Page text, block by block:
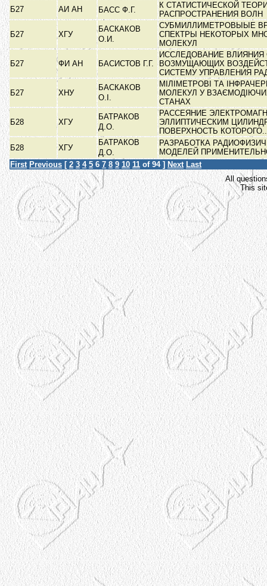
Б27
АИ АН БАСС Ф.Г.
К СТАТИСТИЧЕСКОЙ
РАСПРОСТРАНЕНИЯ ВОЛН
Б27 ХГУ
БАСКАКОВ
О.И.
СУБМИЛЛИМЕТРОВЫЫЕ
СПЕКТРЫ НЕКОТОРЫХ
МОЛЕКУЛ
Б27 ФИ АН БАСИСТОВ Г.Г.
ИССЛЕДОВАНИЕ
ВОЗМУЩАЮЩИХ
СИСТЕМУ УПРАВЛЕНИЯ
Б27 ХНУ
БАСКАКОВ
О.І.
МІЛІМЕТРОВІ ТА
МОЛЕКУЛ У
СТАНАХ
Б28 ХГУ
БАТРАКОВ
Д.О.
РАССЕЯНИЕ
ЭЛЛИПТИЧЕСКИМ
ПОВЕРХНОСТЬ
Б28
ХГУ
БАТРАКОВ
Д.О.
РАЗРАБОТКА
МОДЕЛЕЙ
First Previous [ 2 3 4 5 6 7 8 9 10 11 of 94 ] Next Last
All
This